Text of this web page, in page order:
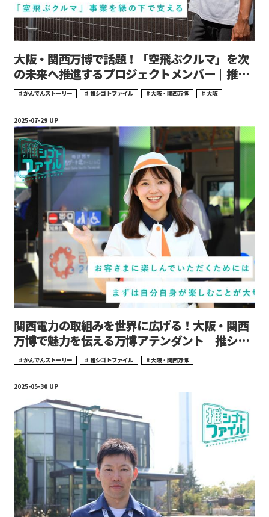
大阪・関西万博で話題！「空飛ぶクルマ」を次
の未来へ推進するプロジェクトメンバー｜推シ
ゴトファイル#17
かんでんストーリー 推シゴトファイル 大阪・関西万博 大阪
関西電力の取組みを世界に広げる！大阪・関西
万博で魅力を伝える万博アテンダント｜推シゴ
トファイル#16
かんでんストーリー 推シゴトファイル 大阪・関西万博